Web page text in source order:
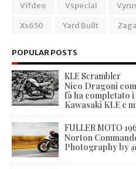
Vifdeo
Vspecial
Xs650
Yard Built
POPULAR POSTS
KLE Scrambler
Nico Dragoni
fà ha completato
Kawasaki KLE e
FULLER MOTO
Norton
Photography by